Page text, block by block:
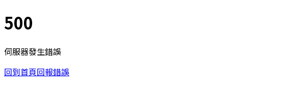
500
伺服器發生錯誤
回到首頁回報錯誤